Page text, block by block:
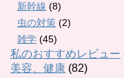
新幹線 (8)
虫の対策 (2)
雑学 (45)
私のおすすめレビュー
美容、健康 (82)